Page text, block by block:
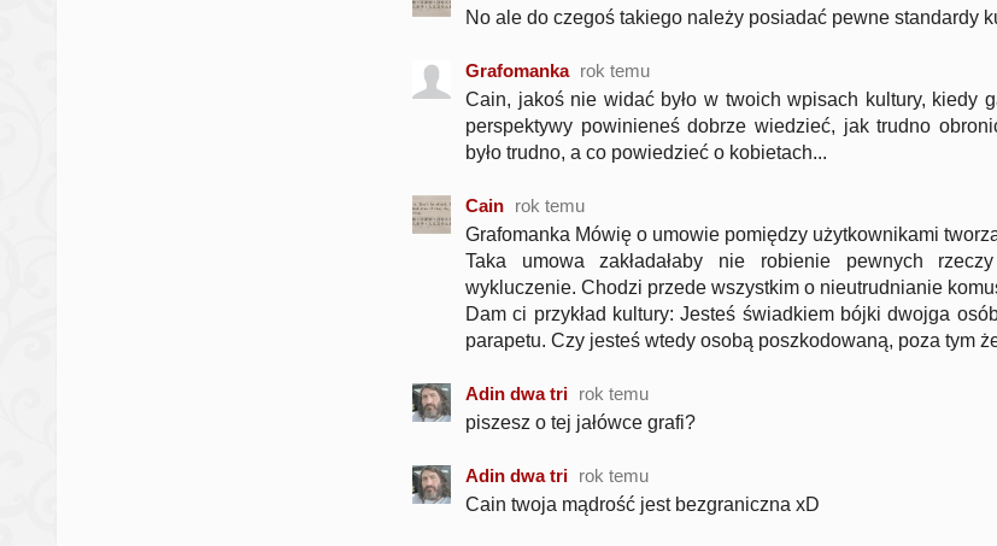
No ale do czegoś takiego należy posiadać pewne standardy
Grafomanka rok temu
Cain, jakoś nie widać było w twoich wpisach kultury, kiedy
perspektywy powinieneś dobrze wiedzieć, jak trudno
było trudno, a co powiedzieć o kobietach...
Cain rok temu
Grafomanka Mówię o umowie pomiędzy użytkownikami
Taka umowa zakładałaby nie robienie pewnych
wykluczenie. Chodzi przede wszystkim o nieutrudnianie
Dam ci przykład kultury: Jesteś świadkiem bójki dwojga
parapetu. Czy jesteś wtedy osobą poszkodowaną, poza tym
Adin dwa tri rok temu
piszesz o tej jałówce grafi?
Adin dwa tri rok temu
Cain twoja mądrość jest bezgraniczna xD